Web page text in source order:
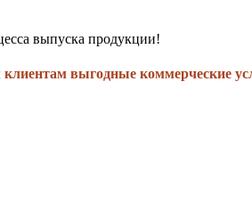
выпуска продукции!
выгодные коммерческие